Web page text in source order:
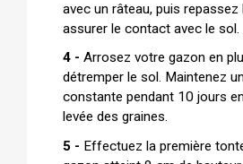
avec un râteau, puis
assurer le contact avec le sol.
4 - Arrosez votre gazon en
détremper le sol. Maintenez
constante pendant 10 jours
levée des graines.
5 - Effectuez la première